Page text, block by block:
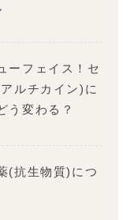
ーフェイス！セ
ルチカイン)に
う変わる？
(抗生物質)につ